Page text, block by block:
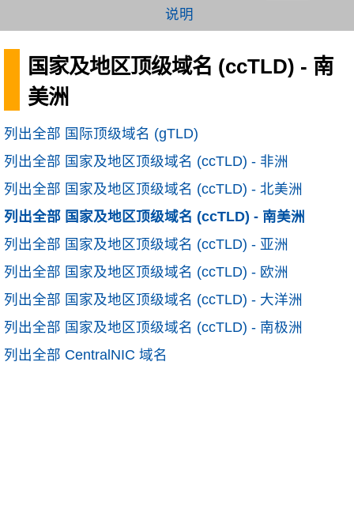
说明
国家及地区顶级域名 (ccTLD) - 南
美洲
列出全部 国际顶级域名 (gTLD)
列出全部 国家及地区顶级域名 (ccTLD) - 非洲
列出全部 国家及地区顶级域名 (ccTLD) - 北美洲
列出全部 国家及地区顶级域名 (ccTLD) - 南美洲
列出全部 国家及地区顶级域名 (ccTLD) - 亚洲
列出全部 国家及地区顶级域名 (ccTLD) - 欧洲
列出全部 国家及地区顶级域名 (ccTLD) - 大洋洲
列出全部 国家及地区顶级域名 (ccTLD) - 南极洲
列出全部 CentralNIC 域名